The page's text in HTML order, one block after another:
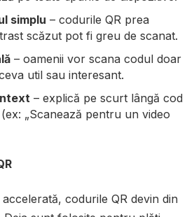
simplu – codurile QR prea
scăzut pot fi greu de scanat.
– oamenii vor scana codul doar
util sau interesant.
– explică pe scurt lângă cod
„Scanează pentru un video
codurile QR devin din